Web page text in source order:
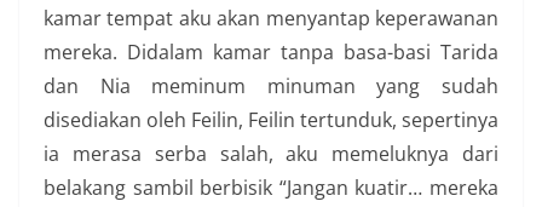
kamar tempat aku akan menyantap keperawanan
mereka. Didalam kamar tanpa basa-basi Tarida
dan Nia meminum minuman yang sudah
disediakan oleh Feilin, Feilin tertunduk, sepertinya
ia merasa serba salah, aku memeluknya dari
belakang sambil berbisik “Jangan kuatir… mereka